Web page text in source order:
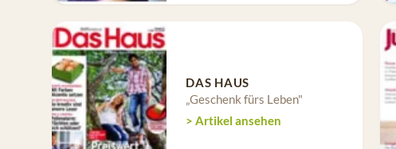
DAS HAUS
„Geschenk fürs Leben"
> Artikel ansehen